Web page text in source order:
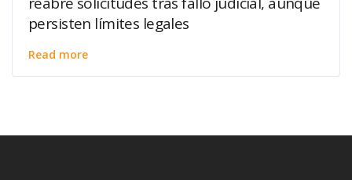
persisten límites legales
Read more